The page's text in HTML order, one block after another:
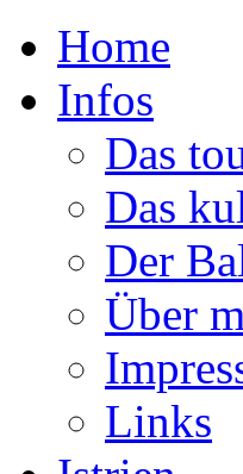
Home
Infos
Das
Das
Der
Über
Links